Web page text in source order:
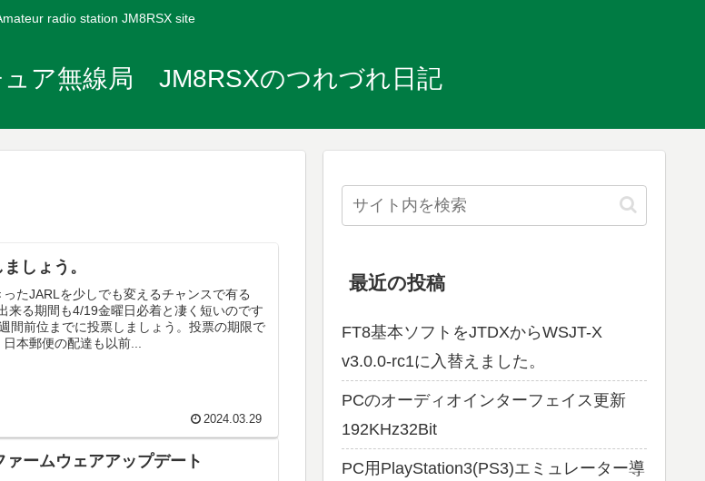
radio station JM8RSX site
ア無線局 JM8RSXのつれづれ日記
しょう。
たJARLを少しでも変えるチャンスで有る
来る期間も4/19金曜日必着と凄く短いのです
間前位までに投票しましょう。投票の期限で
本郵便の配達も以前...
2024.03.29
ァームウェアアップデート
最近の投稿
FT8基本ソフトをJTDXからWSJT-X
v3.0.0-rc1に入替えました。
PCのオーディオインターフェイス更新
192KHz32Bit
PC用PlayStation3(PS3)エミュレーター導